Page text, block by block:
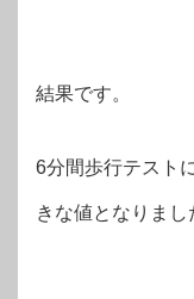
結果です。
6分間歩行テスト
きな値となりま